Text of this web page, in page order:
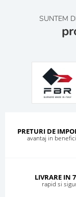
SUNTEM
PRETURI DE
avantaj in
LIVRARE IN
rapid si